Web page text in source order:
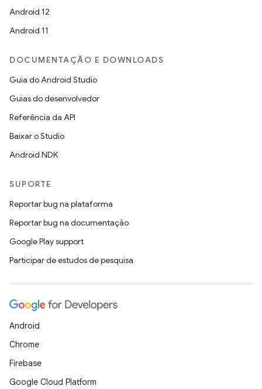
Android 12
Android 11
DOCUMENTAÇÃO E DOWNLOADS
Guia do Android Studio
Guias do desenvolvedor
Referência da API
Baixar o Studio
Android NDK
SUPORTE
Reportar bug na plataforma
Reportar bug na documentação
Google Play support
Participar de estudos de pesquisa
Android
Chrome
Firebase
Google Cloud Platform